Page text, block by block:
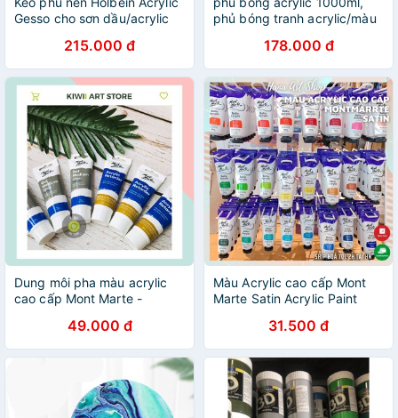
Gesso cho sơn dầu/acrylic
215.000 đ
phủ bóng tranh acrylic/màu
178.000 đ
Dung môi pha màu acrylic
cao cấp Mont Marte -
49.000 đ
Màu Acrylic cao cấp Mont
Marte Satin Acrylic Paint
31.500 đ